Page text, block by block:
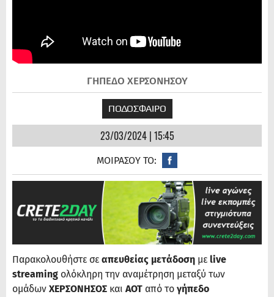
ΓΗΠΕΔΟ ΧΕΡΣΟΝΗΣΟΥ
ΠΟΔΟΣΦΑΙΡΟ
23/03/2024 | 15:45
ΜΟΙΡΑΣΟΥ ΤΟ:
Παρακολουθήστε σε απευθείας μετάδοση με live
streaming ολόκληρη την αναμέτρηση μεταξύ των
ομάδων ΧΕΡΣΟΝΗΣΟΣ και ΑΟΤ από το γήπεδο